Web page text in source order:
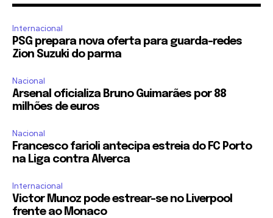
Internacional
PSG prepara nova oferta para guarda-redes
Zion Suzuki do parma
Nacional
Arsenal oficializa Bruno Guimarães por 88
milhões de euros
Nacional
Francesco farioli antecipa estreia do FC Porto
na Liga contra Alverca
Internacional
Victor Munoz pode estrear-se no Liverpool
frente ao Monaco